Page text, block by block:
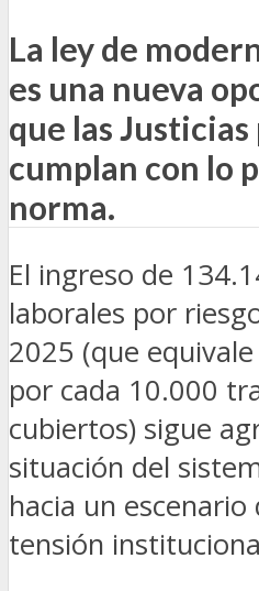
La ley de
es una nueva
que las
cumplan con lo
norma.
El ingreso de
laborales por
2025 (que
por cada 10.000
cubiertos) sigue
situación del
hacia un
tensión